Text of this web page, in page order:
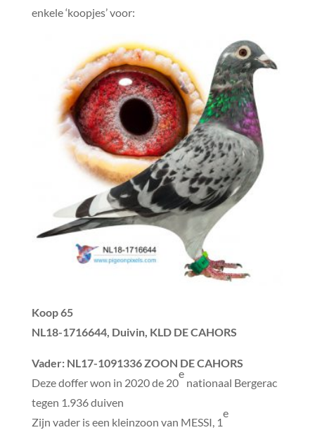
enkele ‘koopjes’ voor:
Koop 65
NL18-1716644, Duivin, KLD DE CAHORS
Vader: NL17-1091336 ZOON DE CAHORS
Deze doffer won in 2020 de 20
e
nationaal Bergerac
tegen 1.936 duiven
Zijn vader is een kleinzoon van MESSI, 1
e